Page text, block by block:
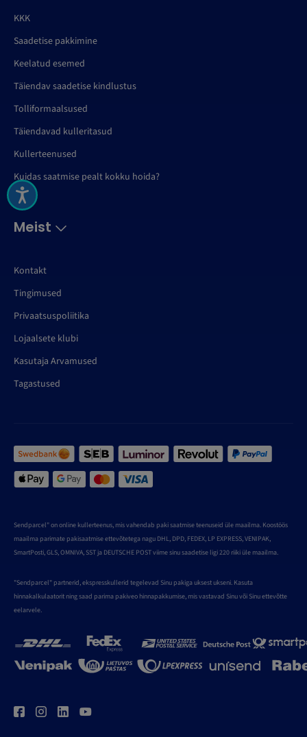
KKK
Saadetise pakkimine
Keelatud esemed
Täiendav saadetise kindlustus
Tolliformaalsused
Täiendavad kulleritasud
Kullerteenused
Kuidas saatmise pealt kokku hoida?
Meist
Kontakt
Tingimused
Privaatsuspoliitika
Lojaalsete klubi
Kasutaja Arvamused
Tagastused
Sendparcel" on online kullerteenus, mis vahendab paki saatmise teenuseid üle maailma. Koostöös
maailma parimate pakisaatmise ettevõtetega nagu DHL, DPD, FEDEX, LP EXPRESS, VENIPAK,
SmartPosti, GLS, OMNIVA, SST ja DEUTSCHE POST viime sinu saadetise ligi 220 riiki üle maailma.
"Sendparcel" partnerid, ekspresskullerid tegelevad Sinu pakiga uksest ukseni. Kasuta
hinnakalkulaatorit ning saad parima pakiveo hinnapakkumise, mis vastavad Sinu või Sinu ettevõtte
eelarvele.